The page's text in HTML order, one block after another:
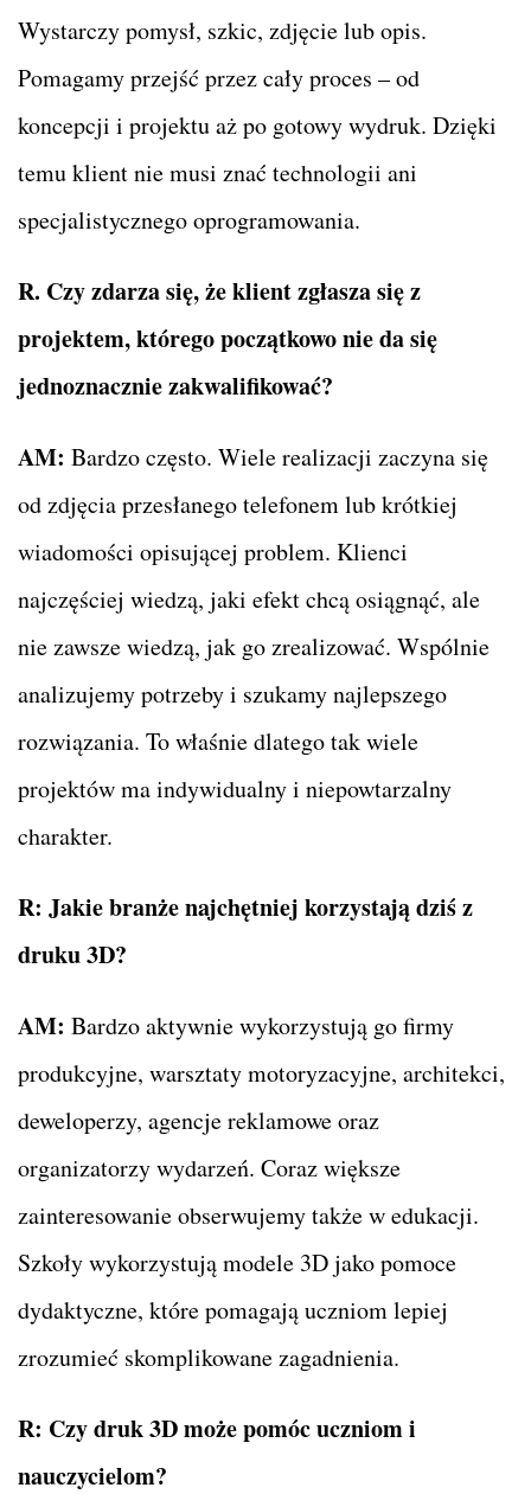
Wystarczy pomysł, szkic, zdjęcie lub opis.
Pomagamy przejść przez cały proces – od
koncepcji i projektu aż po gotowy wydruk. Dzięki
temu klient nie musi znać technologii ani
specjalistycznego oprogramowania.
R. Czy zdarza się, że klient zgłasza się z
projektem, którego początkowo nie da się
jednoznacznie zakwalifikować?
AM: Bardzo często. Wiele realizacji zaczyna się
od zdjęcia przesłanego telefonem lub krótkiej
wiadomości opisującej problem. Klienci
najczęściej wiedzą, jaki efekt chcą osiągnąć, ale
nie zawsze wiedzą, jak go zrealizować. Wspólnie
analizujemy potrzeby i szukamy najlepszego
rozwiązania. To właśnie dlatego tak wiele
projektów ma indywidualny i niepowtarzalny
charakter.
R: Jakie branże najchętniej korzystają dziś z
druku 3D?
AM: Bardzo aktywnie wykorzystują go firmy
produkcyjne, warsztaty motoryzacyjne, architekci,
deweloperzy, agencje reklamowe oraz
organizatorzy wydarzeń. Coraz większe
zainteresowanie obserwujemy także w edukacji.
Szkoły wykorzystują modele 3D jako pomoce
dydaktyczne, które pomagają uczniom lepiej
zrozumieć skomplikowane zagadnienia.
R: Czy druk 3D może pomóc uczniom i
nauczycielom?